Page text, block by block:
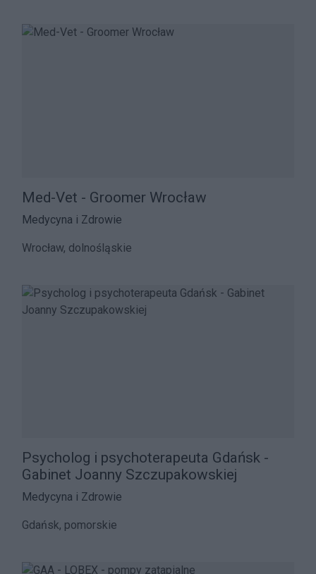
Med-Vet - Groomer Wrocław
Medycyna i Zdrowie
Wrocław, dolnośląskie
Psycholog i psychoterapeuta Gdańsk -
Gabinet Joanny Szczupakowskiej
Medycyna i Zdrowie
Gdańsk, pomorskie